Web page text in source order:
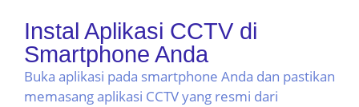
Instal Aplikasi CCTV di
Smartphone Anda
Buka aplikasi pada smartphone Anda dan pastikan
memasang aplikasi CCTV yang resmi dari